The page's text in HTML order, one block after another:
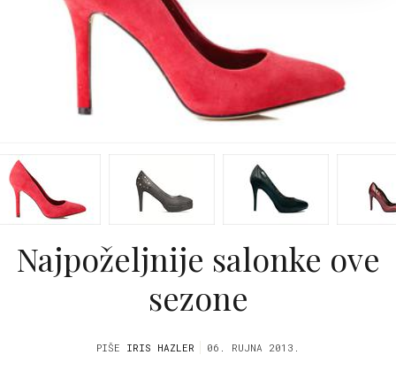
Najpoželjnije salonke ove
sezone
PIŠE IRIS HAZLER 06. RUJNA 2013.